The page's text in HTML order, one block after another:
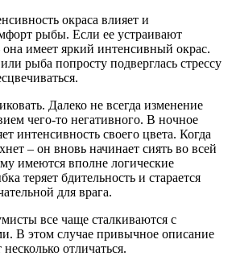
окраса влияет и
рыбы. Если ее устраивают
имеет яркий интенсивный окрас.
рыба попросту подверглась стрессу
Далеко не всегда изменение
чего-то негативного. В ночное
интенсивность своего цвета. Когда
– он вновь начинает сиять во всей
имеются вполне логические
теряет бдительность и старается
для врага.
все чаще сталкиваются с
В этом случае привычное описание
отличаться.